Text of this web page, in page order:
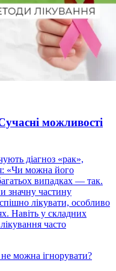
можливості
діагноз «рак»,
«Чи можна його
випадках — так.
значну частину
лікувати, особливо
Навіть у складних
часто